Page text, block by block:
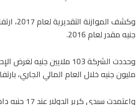
جنيه مقدر لعام 2016.
مليون جنيه خلال العام المالي الجاري، بارتفاع